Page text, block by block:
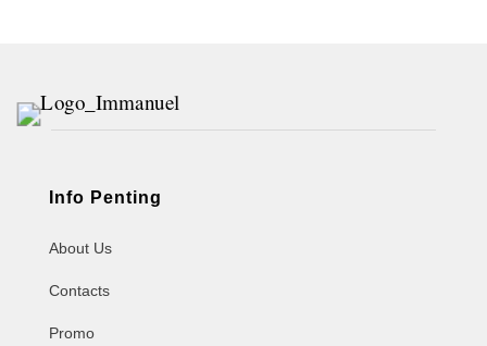
Info Penting
About Us
Contacts
Promo